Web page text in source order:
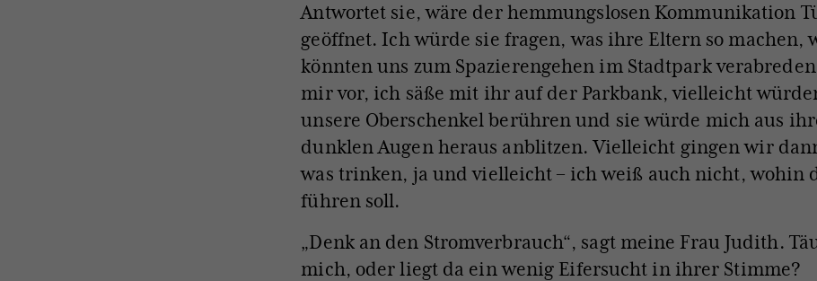
Antwortet sie, wäre der hemmungslosen Kommunikation
geöffnet. Ich würde sie fragen, was ihre Eltern so machen,
könnten uns zum Spazierengehen im Stadtpark
mir vor, ich säße mit ihr auf der Parkbank, vielleicht
unsere Oberschenkel berühren und sie würde mich aus
dunklen Augen heraus anblitzen. Vielleicht gingen wir
was trinken, ja und vielleicht – ich weiß auch nicht, wohin
führen soll.
„Denk an den Stromverbrauch“, sagt meine Frau Judith.
mich, oder liegt da ein wenig Eifersucht in ihrer Stimme?